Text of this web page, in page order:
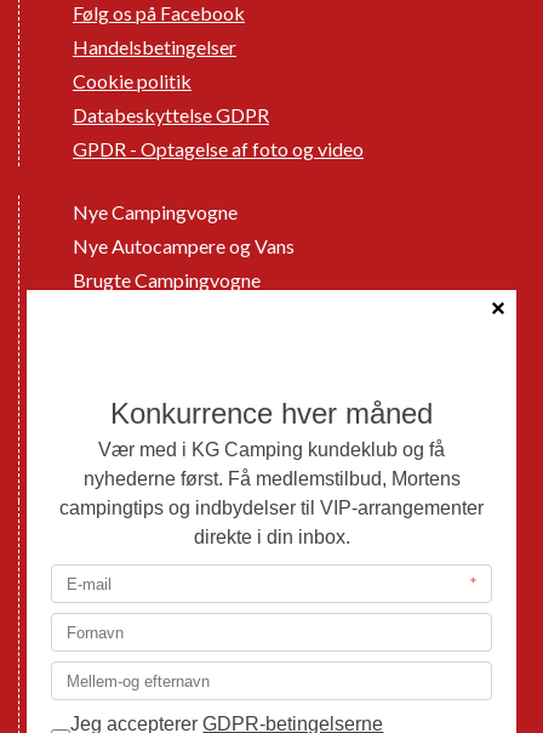
Følg os på Facebook
Handelsbetingelser
Cookie politik
Databeskyttelse GDPR
GPDR - Optagelse af foto og video
Nye Campingvogne
Nye Autocampere og Vans
Brugte Campingvogne
Mortens Campingtips
KG Camping Kundeklub
Nyheder
Adria
Adria Autocampere
Eriba
Fendt
Hobby
Randger Van